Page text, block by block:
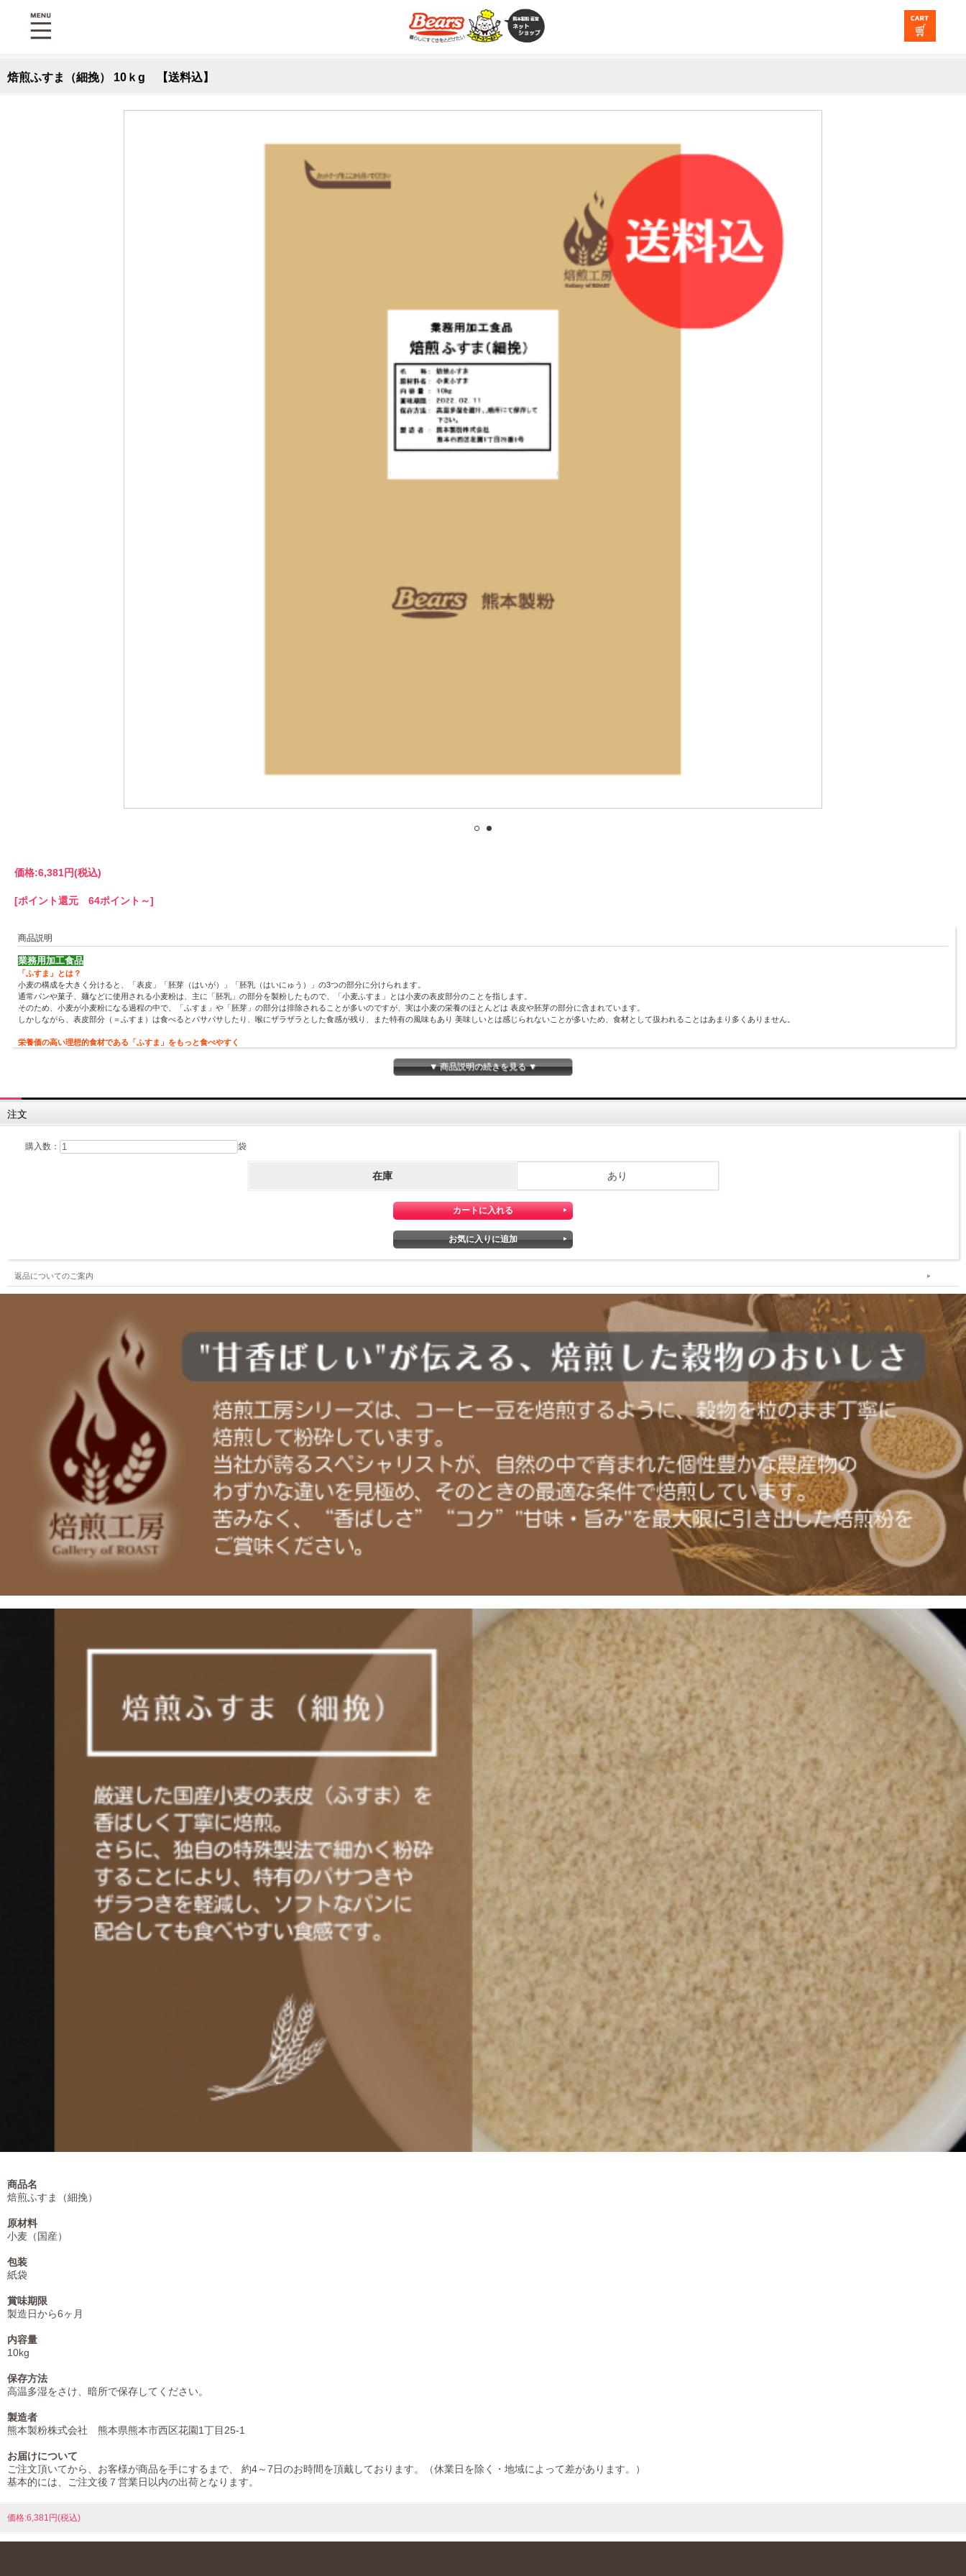
焙煎ふすま（細挽） 10ｋg 【送料込】
価格:6,381円(税込)
[ポイント還元 64ポイント～]
商品説明
業務用加工食品
「ふすま」とは？
小麦の構成を大きく分けると、「表皮」「胚芽（はいが）」「胚乳（はいにゅう）」の3つの部分に分けられます。
通常パンや菓子、麺などに使用される小麦粉は、主に「胚乳」の部分を製粉したもので、「小麦ふすま」とは小麦の表皮部分のことを指します。
そのため、小麦が小麦粉になる過程の中で、「ふすま」や「胚芽」の部分は排除されることが多いのですが、実は小麦の栄養のほとんどは 表皮や胚芽の部分に含まれています。
しかしながら、表皮部分（＝ふすま）は食べるとパサパサしたり、喉にザラザラとした食感が残り、また特有の風味もあり 美味しいとは感じられないことが多いため、食材として扱われることはあまり多くありません。
栄養価の高い理想的食材である「ふすま」をもっと食べやすく
※当製品は加熱してご使用ください。
▼ 商品説明の続きを見る ▼
注文
購入数： 袋
在庫 あり
返品についてのご案内
商品名
焙煎ふすま（細挽）
原材料
小麦（国産）
包装
紙袋
賞味期限
製造日から6ヶ月
内容量
10kg
保存方法
高温多湿をさけ、暗所で保存してください。
製造者
熊本製粉株式会社 熊本県熊本市西区花園1丁目25-1
お届けについて
ご注文頂いてから、お客様が商品を手にするまで、 約4～7日のお時間を頂戴しております。（休業日を除く・地域によって差があります。）
基本的には、ご注文後７営業日以内の出荷となります。
価格:6,381円(税込)